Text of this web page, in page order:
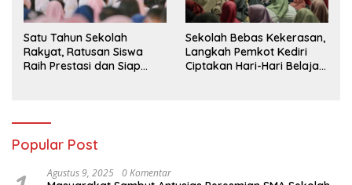
Satu Tahun Sekolah
Rakyat, Ratusan Siswa
Raih Prestasi dan Siap
Sekolah Bebas Kekerasan,
Langkah Pemkot Kediri
Ciptakan Hari-Hari Belajar
Popular Post
Agustus 9, 2025 0 Komentar